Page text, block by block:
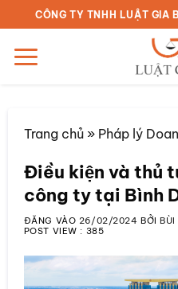
qua
nội
dung
CÔNG TY TNHH LUẬT GIA
Trang chủ» Pháp lý
Điều kiện và thủ
công ty tại Bình
ĐĂNG VÀO 26/02/2024 BỞIBÙI
POST VIEW : 385